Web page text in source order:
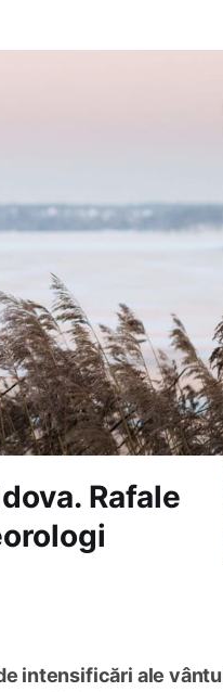
Rafale
intensificări ale